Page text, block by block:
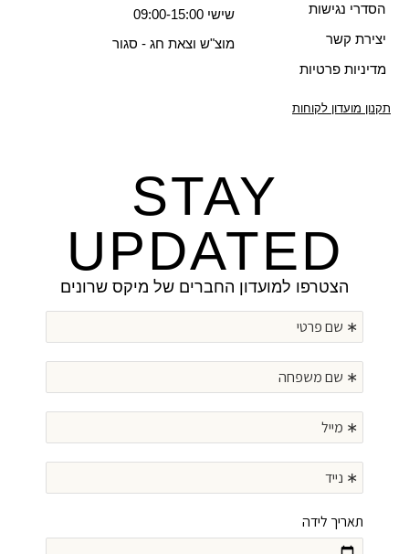
הסדרי נגישות
יצירת קשר
מדיניות פרטיות
תקנון מועדון לקוחות
שישי 09:00-15:00
מוצ"ש וצאת חג - סגור
STAY
UPDATED
הצטרפו למועדון החברים של מיקס שרונים